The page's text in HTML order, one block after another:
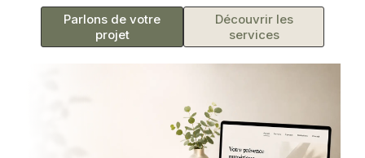
Parlons de votre
projet
Découvrir les
services